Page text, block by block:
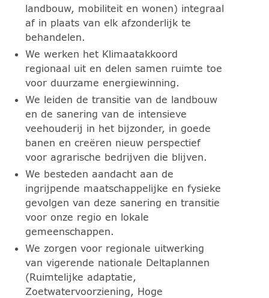
landbouw, mobiliteit en wonen) integraal
af in plaats van elk afzonderlijk te
behandelen.
We werken het Klimaatakkoord
regionaal uit en delen samen ruimte toe
voor duurzame energiewinning.
We leiden de transitie van de landbouw
en de sanering van de intensieve
veehouderij in het bijzonder, in goede
banen en creëren nieuw perspectief
voor agrarische bedrijven die blijven.
We besteden aandacht aan de
ingrijpende maatschappelijke en fysieke
gevolgen van deze sanering en transitie
voor onze regio en lokale
gemeenschappen.
We zorgen voor regionale uitwerking
van vigerende nationale Deltaplannen
(Ruimtelijke adaptatie,
Zoetwatervoorziening, Hoge